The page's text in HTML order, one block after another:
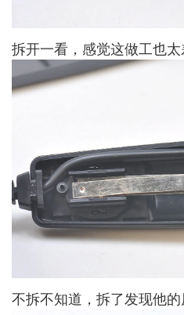
拆开一看，感觉这做工也太
不拆不知道，拆了发现他的